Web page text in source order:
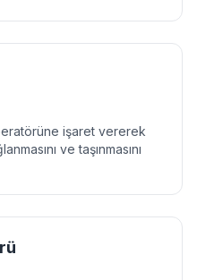
işaret vererek
ve taşınmasını